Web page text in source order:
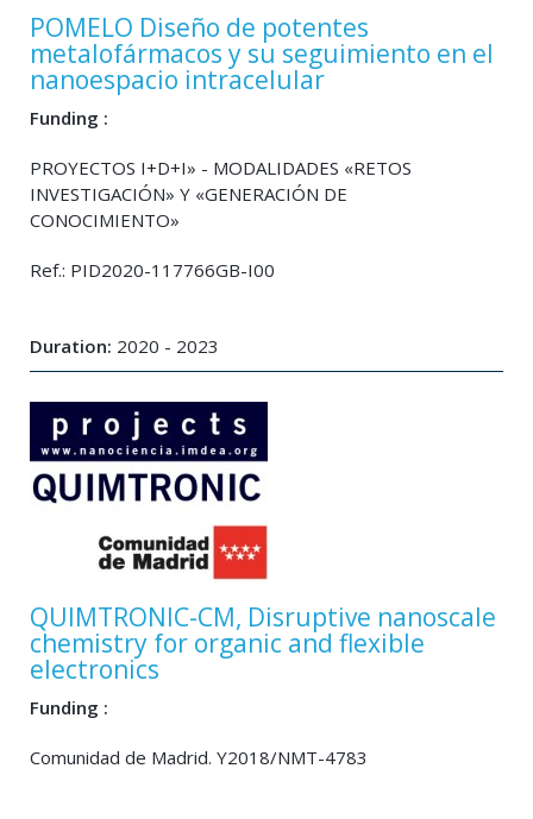
POMELO Diseño de potentes
metalofármacos y su seguimiento en el
nanoespacio intracelular
Funding :
PROYECTOS I+D+I» - MODALIDADES «RETOS
INVESTIGACIÓN» Y «GENERACIÓN DE
CONOCIMIENTO»
Ref.: PID2020-117766GB-I00
Duration: 2020 - 2023
QUIMTRONIC-CM, Disruptive nanoscale
chemistry for organic and flexible
electronics
Funding :
Comunidad de Madrid. Y2018/NMT-4783